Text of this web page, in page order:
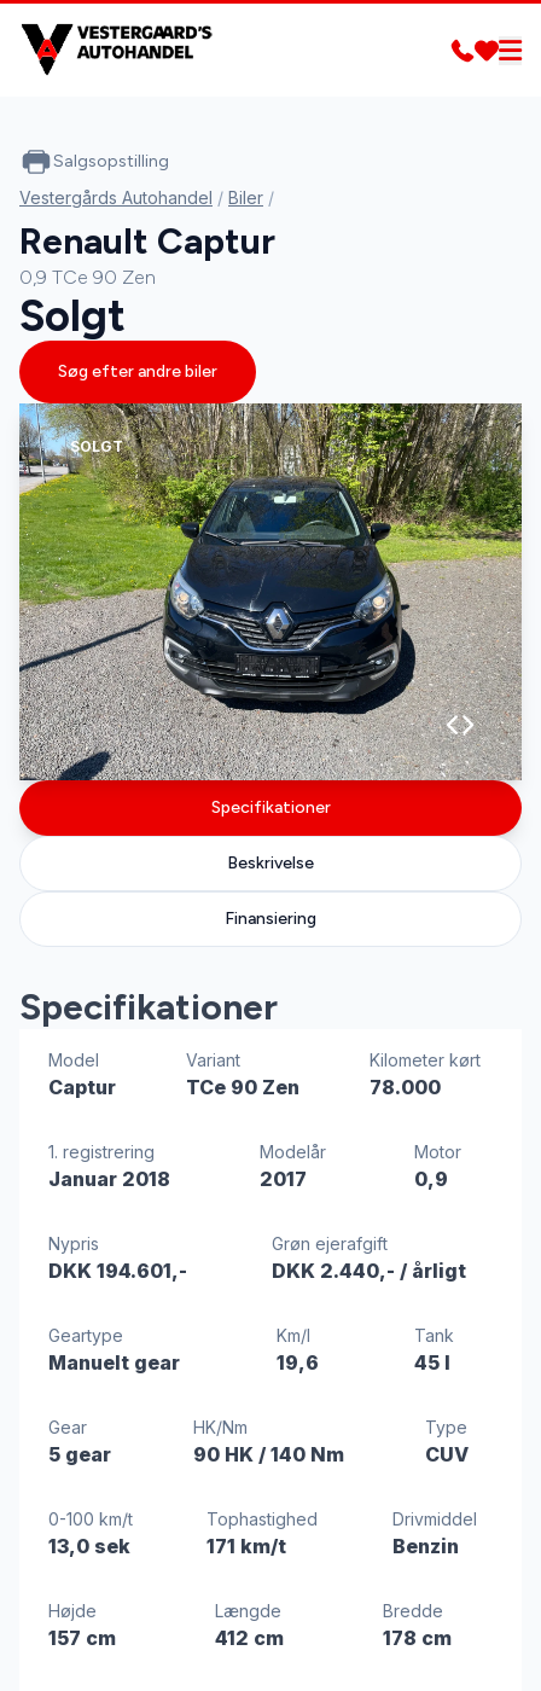
SOLGT
Specifikationer
Beskrivelse
Finansiering
Specifikationer
Model
Captur
Variant
TCe 90 Zen
Kilometer kørt
78.000
1. registrering
Januar 2018
Modelår
2017
Motor
0,9
Nypris
DKK 194.601,-
Grøn ejerafgift
DKK 2.440,- / årligt
Geartype
Manuelt gear
Km/l
19,6
Tank
45 l
Gear
5 gear
HK/Nm
90 HK / 140 Nm
Type
CUV
0-100 km/t
13,0 sek
Tophastighed
171 km/t
Drivmiddel
Benzin
Højde
157 cm
Længde
412 cm
Bredde
178 cm
Salgsopstilling
Vestergårds Autohandel / Biler /
Renault Captur
0,9 TCe 90 Zen
Solgt
Søg efter andre biler